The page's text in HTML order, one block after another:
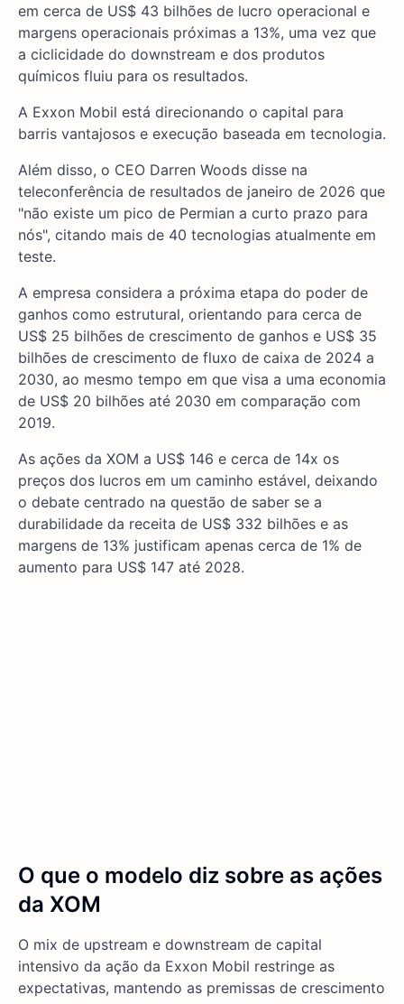
em cerca de US$ 43 bilhões de lucro operacional e
margens operacionais próximas a 13%, uma vez que
a ciclicidade do downstream e dos produtos
químicos fluiu para os resultados.
A Exxon Mobil está direcionando o capital para
barris vantajosos e execução baseada em tecnologia.
Além disso, o CEO Darren Woods disse na
teleconferência de resultados de janeiro de 2026 que
"não existe um pico de Permian a curto prazo para
nós", citando mais de 40 tecnologias atualmente em
teste.
A empresa considera a próxima etapa do poder de
ganhos como estrutural, orientando para cerca de
US$ 25 bilhões de crescimento de ganhos e US$ 35
bilhões de crescimento de fluxo de caixa de 2024 a
2030, ao mesmo tempo em que visa a uma economia
de US$ 20 bilhões até 2030 em comparação com
2019.
As ações da XOM a US$ 146 e cerca de 14x os
preços dos lucros em um caminho estável, deixando
o debate centrado na questão de saber se a
durabilidade da receita de US$ 332 bilhões e as
margens de 13% justificam apenas cerca de 1% de
aumento para US$ 147 até 2028.
O que o modelo diz sobre as ações
da XOM
O mix de upstream e downstream de capital
intensivo da ação da Exxon Mobil restringe as
expectativas, mantendo as premissas de crescimento